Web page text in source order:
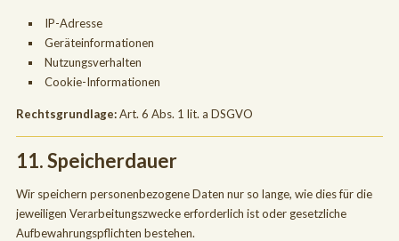
IP-Adresse
Geräteinformationen
Nutzungsverhalten
Cookie-Informationen
Rechtsgrundlage:Art. 6 Abs. 1 lit. a DSGVO
11. Speicherdauer
Wir speichern personenbezogene Daten nur so lange, wie dies für die
jeweiligen Verarbeitungszwecke erforderlich ist oder gesetzliche
Aufbewahrungspflichten bestehen.